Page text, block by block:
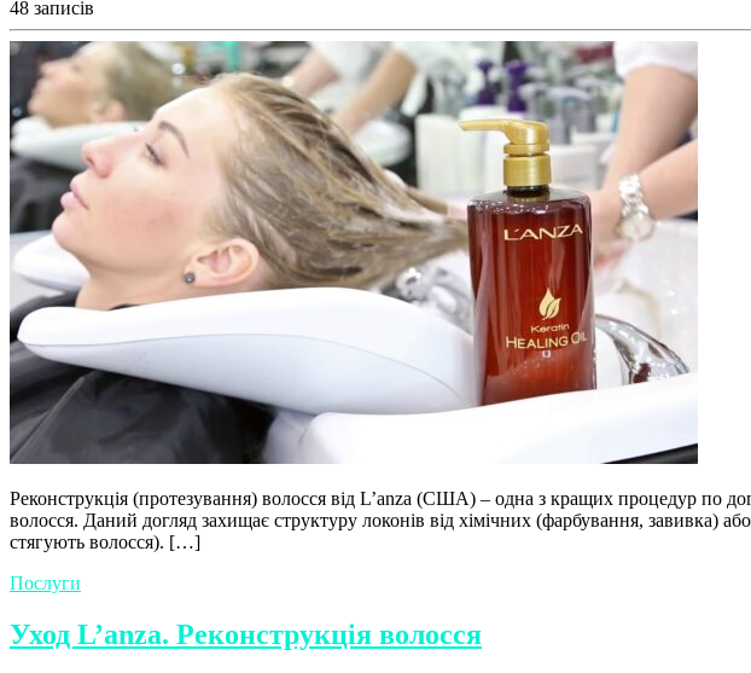
48 записів
Реконструкція (протезування) волосся від L’anza (США) – одна з кращих процедур по
волосся. Даний догляд захищає структуру локонів від хімічних (фарбування, завивка)
стягують волосся). […]
Послуги
Уход L’anza. Реконструкція волосся